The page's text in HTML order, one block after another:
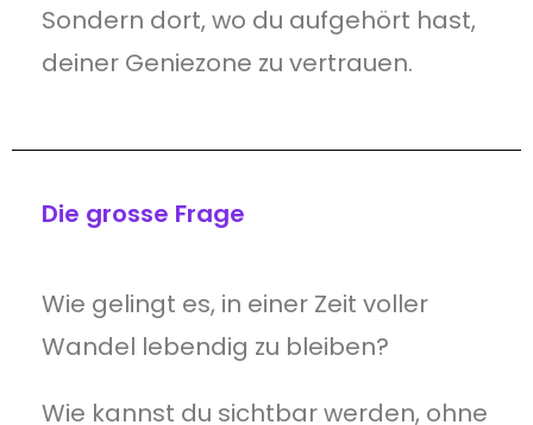
Sondern dort, wo du aufgehört hast,
deiner Geniezone zu vertrauen.
Die grosse Frage
Wie gelingt es, in einer Zeit voller
Wandel lebendig zu bleiben?
Wie kannst du sichtbar werden, ohne